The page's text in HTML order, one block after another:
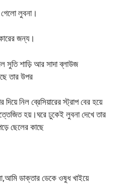
লুবনা।
জন্য।
সুতি শাড়ি আর সাদা ব্লাউজ
তার উপর
নিল ব্রেসিয়ারের স্ট্রাপ বের হয়ে
হয়।ঘরে ঢুকেই লুবনা দেখে তার
ছেলের কাছে
ডাক্তার ডেকে ওষুধ খাইয়ে